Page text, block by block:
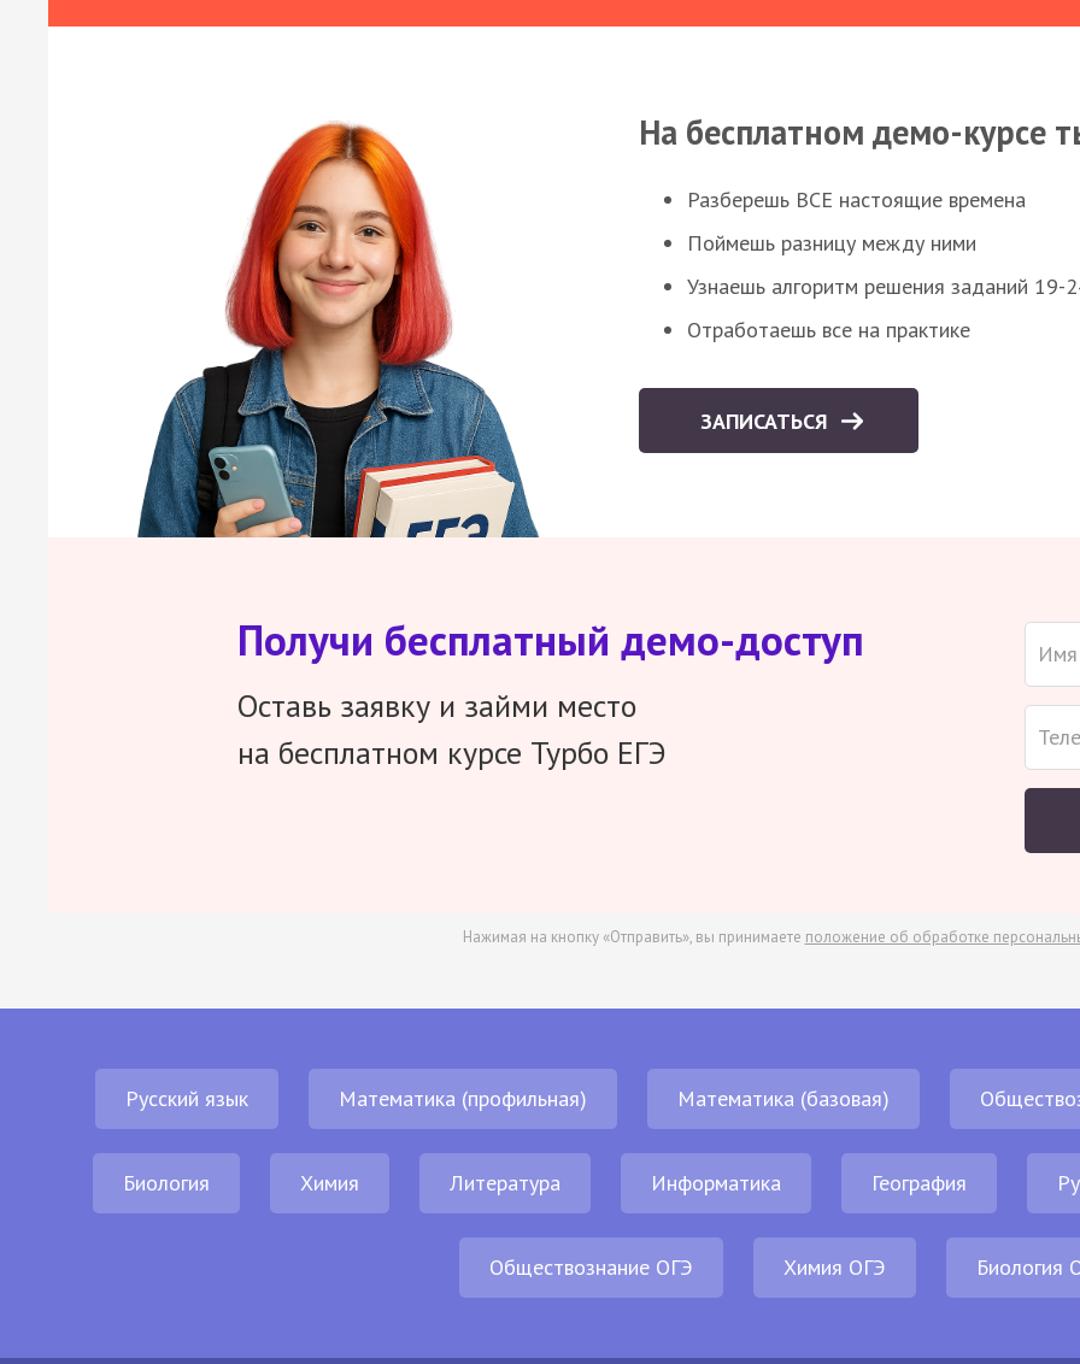
На бесплатном демо-курсе
Разберешь ВСЕ настоящие времена
Поймешь разницу между ними
Узнаешь алгоритм решения заданий 19-
Отработаешь все на практике
ЗАПИСАТЬСЯ
Получи бесплатный демо-доступ
Оставь заявку и займи место
на бесплатном курсе Турбо ЕГЭ
Нажимая на кнопку «Отправить», вы принимаете положение об обработке
Русский язык Математика (профильная) Математика (базовая)
Биология Химия Литература Информатика География
Обществознание ОГЭ Химия ОГЭ Биология